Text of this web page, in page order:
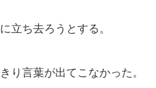
立ち去ろうとする。
り言葉が出てこなかった。